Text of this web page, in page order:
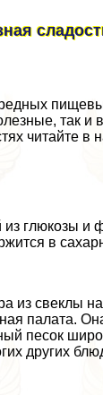
так
читайте в
глюкозы и
в
из свеклы
палата.
песок
других